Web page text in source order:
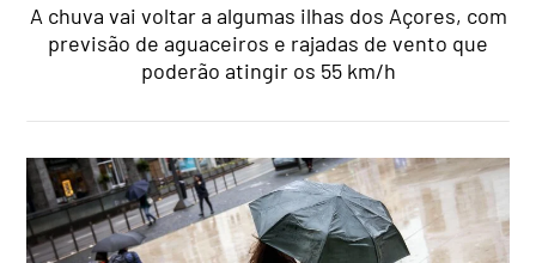
A chuva vai voltar a algumas ilhas dos Açores, com
previsão de aguaceiros e rajadas de vento que
poderão atingir os 55 km/h